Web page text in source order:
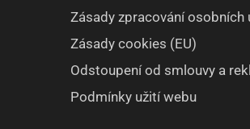
Zásady zpracování osobních
Zásady cookies (EU)
Odstoupení od smlouvy a
Podmínky užití webu